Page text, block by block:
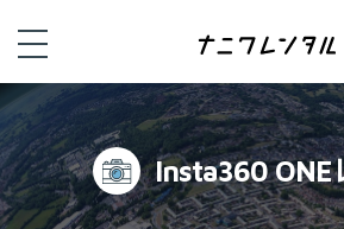
Insta360 ONE